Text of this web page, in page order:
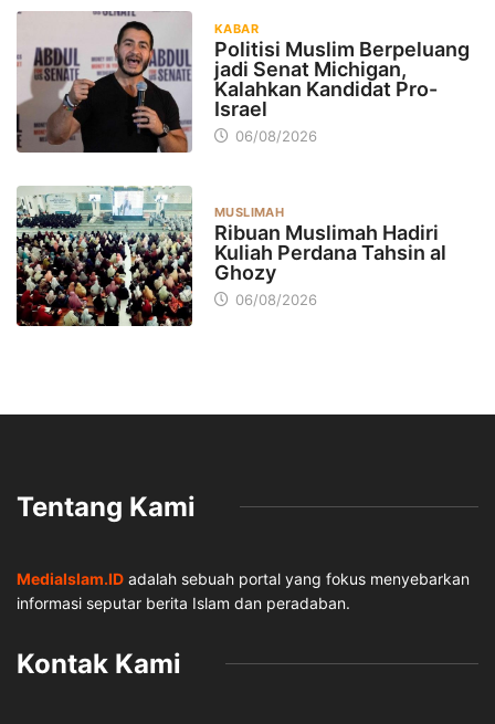
KABAR
Politisi Muslim Berpeluang
jadi Senat Michigan,
Kalahkan Kandidat Pro-
Israel
06/08/2026
MUSLIMAH
Ribuan Muslimah Hadiri
Kuliah Perdana Tahsin al
Ghozy
06/08/2026
Tentang Kami
MediaIslam.ID adalah sebuah portal yang fokus menyebarkan
informasi seputar berita Islam dan peradaban.
Kontak Kami